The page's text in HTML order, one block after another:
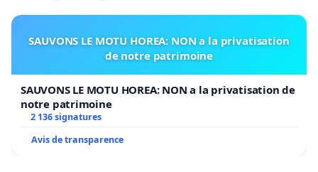
SAUVONS LE MOTU HOREA: NON a la privatisation
de notre patrimoine
SAUVONS LE MOTU HOREA: NON a la privatisation de
notre patrimoine
2 136 signatures
Avis de transparence